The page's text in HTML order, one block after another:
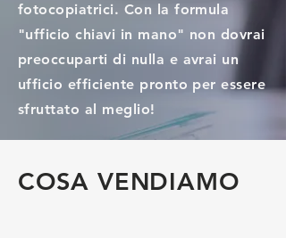
fotocopiatrici. Con la formula
"ufficio chiavi in mano" non dovrai
preoccuparti di nulla e avrai un
ufficio efficiente pronto per essere
sfruttato al meglio!
COSA VENDIAMO